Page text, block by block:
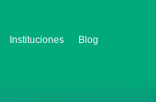
Instituciones Blog